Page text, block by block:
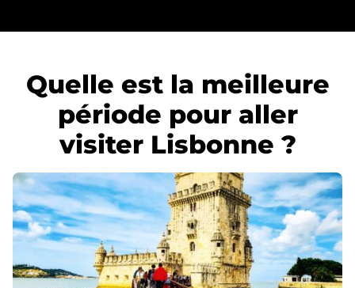
Quelle est la meilleure
période pour aller
visiter Lisbonne ?